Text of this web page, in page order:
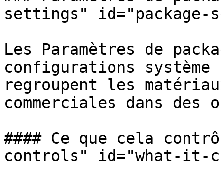
settings" id="package-
Les Paramètres de
configurations
regroupent les
commerciales dans
#### Ce que cela
controls" id="what-it-